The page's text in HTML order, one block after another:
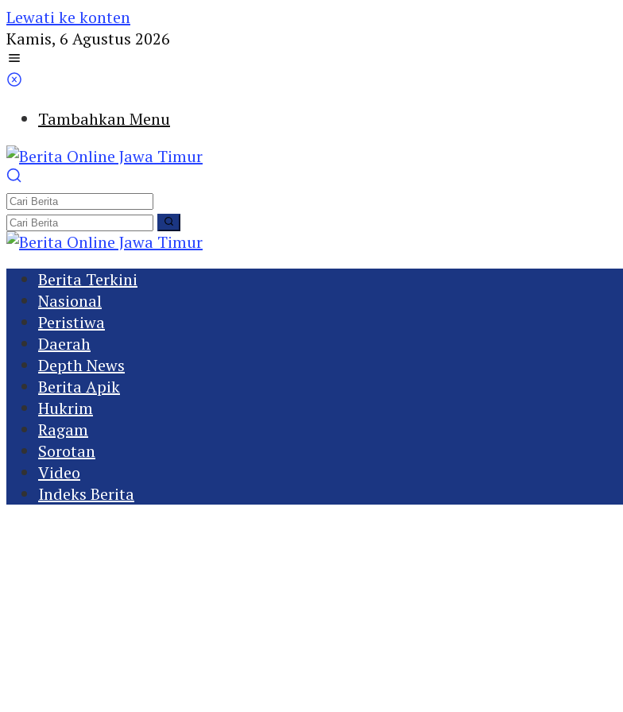
Lewati ke konten
Kamis, 6 Agustus 2026
Tambahkan Menu
Berita Terkini
Nasional
Peristiwa
Daerah
Depth News
Berita Apik
Hukrim
Ragam
Sorotan
Video
Indeks Berita